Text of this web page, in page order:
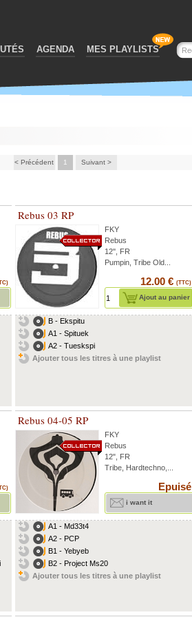
AGENDA MES PLAYLISTS
< Précédent 1 Suivant >
Rebus 03 RP
FKY
Rebus
12'', FR
Pumpin, Tribe Old...
12.00 € (TTC)
Ajout au panier
B - Ekspitu
A1 - Spituek
A2 - Tueskspi
Ajouter tous les titres à une playlist
Rebus 04-05 RP
FKY
Rebus
12", FR
Tribe, Hardtechno,...
Epuisé
i want it
A1 - Md33t4
A2 - PCP
B1 - Yebyeb
B2 - Project Ms20
Ajouter tous les titres à une playlist